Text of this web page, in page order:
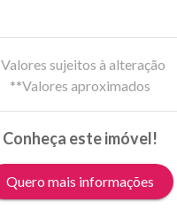
sujeitos à alteração
**Valores aproximados
Conheça este imóvel!
Quero mais informações